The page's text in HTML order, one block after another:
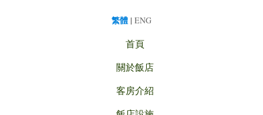
繁體 | ENG
首頁
關於飯店
客房介紹